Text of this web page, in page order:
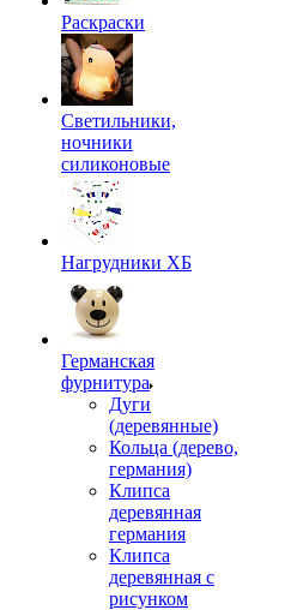
Раскраски
Светильники,
ночники
силиконовые
Нагрудники ХБ
Германская
фурнитура
Дуги
(деревянные)
Кольца (дерево,
германия)
Клипса
деревянная
германия
Клипса
деревянная с
рисунком